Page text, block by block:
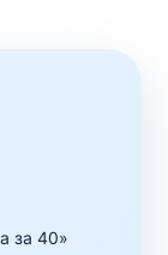
за 40»